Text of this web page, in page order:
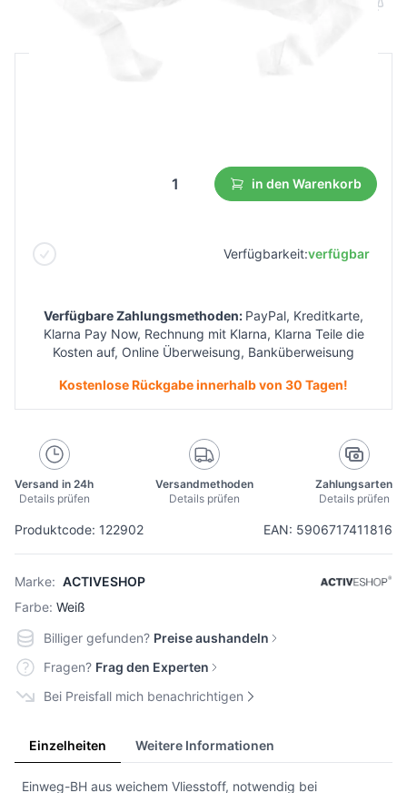
Produktcode: 122902 EAN: 5906717411816
Marke: ACTIVESHOP
Farbe: Weiß
in den Warenkorb
Verfügbarkeit:verfügbar
Verfügbare Zahlungsmethoden: PayPal, Kreditkarte,
Klarna Pay Now, Rechnung mit Klarna, Klarna Teile die
Kosten auf, Online Überweisung, Banküberweisung
Kostenlose Rückgabe innerhalb von 30 Tagen!
Versand in 24h
Details prüfen
Versandmethoden
Details prüfen
Zahlungsarten
Details prüfen
Billiger gefunden? Preise aushandeln
Fragen? Frag den Experten
Bei Preisfall mich benachrichtigen
Einzelheiten Weitere Informationen
Einweg-BH aus weichem Vliesstoff, notwendig bei